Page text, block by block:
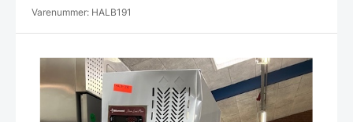
Varenummer: HALB191